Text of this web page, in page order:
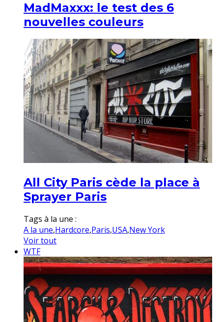
MadMaxxx: le test des 6
nouvelles couleurs
All City Paris cède la place à
Sprayer Paris
Tags à la une :
A la une,Hardcore,Paris,USA,New York
Voir tout
WTF